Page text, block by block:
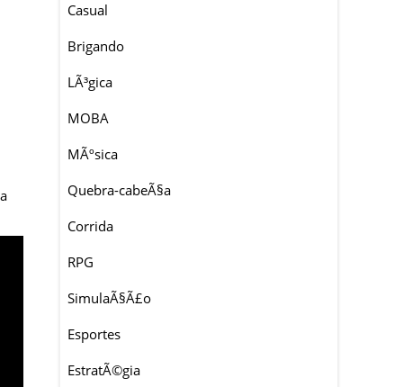
Casual
Brigando
LÃ³gica
MOBA
MÃºsica
Quebra-cabeÃ§a
Corrida
RPG
SimulaÃ§Ã£o
Esportes
EstratÃ©gia